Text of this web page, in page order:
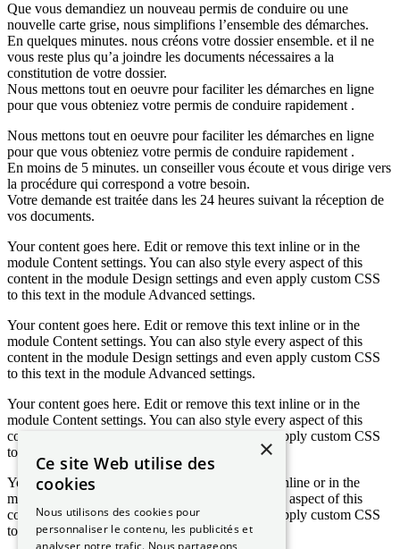
Que vous demandiez un nouveau permis de conduire ou une
nouvelle carte grise, nous simplifions l’ensemble des démarches.
En quelques minutes. nous créons votre dossier ensemble. et il ne
vous reste plus qu’a joindre les documents nécessaires a la
constitution de votre dossier.
Nous mettons tout en oeuvre pour faciliter les démarches en ligne
pour que vous obteniez votre permis de conduire rapidement .
Nous mettons tout en oeuvre pour faciliter les démarches en ligne
pour que vous obteniez votre permis de conduire rapidement .
En moins de 5 minutes. un conseiller vous écoute et vous dirige vers
la procédure qui correspond a votre besoin.
Votre demande est traitée dans les 24 heures suivant la réception de
vos documents.
Your content goes here. Edit or remove this text inline or in the
module Content settings. You can also style every aspect of this
content in the module Design settings and even apply custom CSS
to this text in the module Advanced settings.
Your content goes here. Edit or remove this text inline or in the
module Content settings. You can also style every aspect of this
content in the module Design settings and even apply custom CSS
to this text in the module Advanced settings.
Your content goes here. Edit or remove this text inline or in the
module Content settings. You can also style every aspect of this
content in the module Design settings and even apply custom CSS
to this text in the module Advanced settings.
Your content goes here. Edit or remove this text inline or in the
module Content settings. You can also style every aspect of this
content in the module Design settings and even apply custom CSS
to this text in the module Advanced settings.
×
Ce site Web utilise des
cookies
Nous utilisons des cookies pour
personnaliser le contenu, les publicités et
analyser notre trafic. Nous partageons